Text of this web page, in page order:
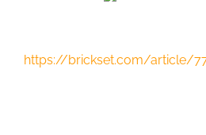
https://brickset.com/article/